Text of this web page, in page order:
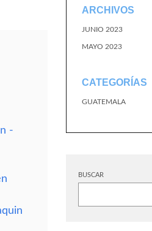
-
ARCHIVOS
JUNIO 2023
MAYO 2023
CATEGORÍAS
GUATEMALA
BUSCAR